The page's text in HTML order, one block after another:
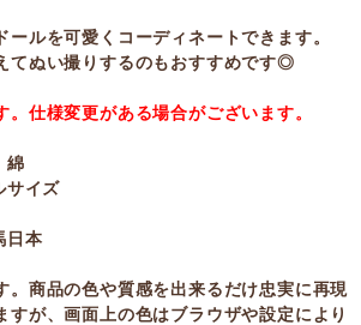
ールを可愛くコーディネートできます。
てぬい撮りするのもおすすめです◎
仕様変更がある場合がございます。
綿
サイズ
日本
。商品の色や質感を出来るだけ忠実に再現
すが、画面上の色はブラウザや設定により